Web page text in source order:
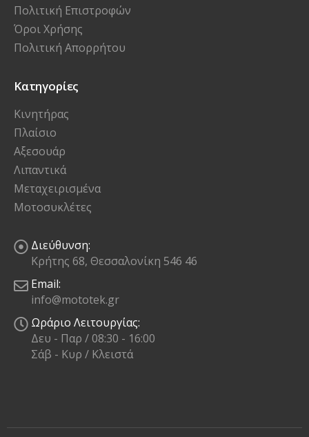
Πολιτική Επιστροφών
Όροι Χρήσης
Πολιτική Απορρήτου
Κατηγορίες
Κινητήρας
Πλαίσιο
Αξεσουάρ
Λιπαντικά
Μεταχειρισμένα
Μοτοσυκλέτες
Διεύθυνση:
Κρήτης 68, Θεσσαλονίκη 546 46
Email:
info@mototek.gr
Ωράριο Λειτουργίας:
Δευ - Παρ / 08:30 - 16:00
Σάβ - Κυρ / Κλειστά